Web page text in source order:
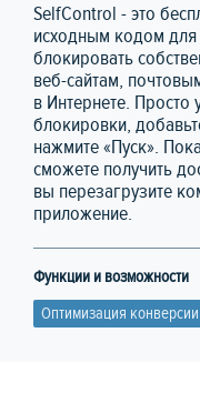
SelfControl - это
исходным кодом для
блокировать
веб-сайтам,
в Интернете. Просто
блокировки,
нажмите «Пуск».
сможете получить
вы перезагрузите
приложение.
Функции и возможности
Оптимизация конверсии